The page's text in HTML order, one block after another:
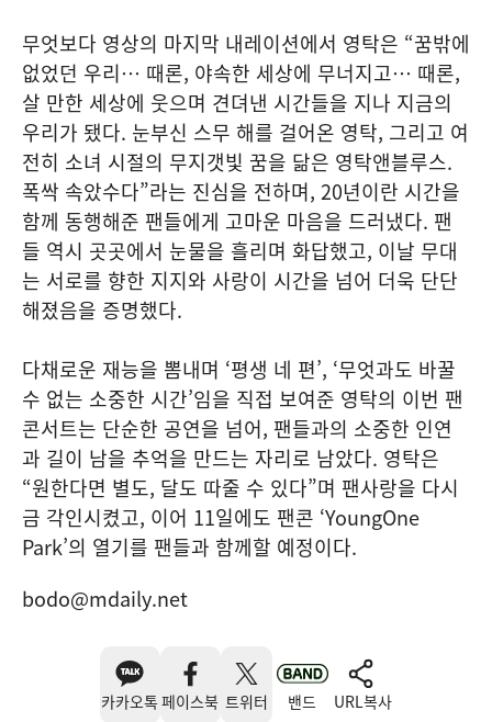
무엇보다 영상의 마지막 내레이션에서 영탁은 “꿈밖에
없었던 우리… 때론, 야속한 세상에 무너지고… 때론,
살 만한 세상에 웃으며 견뎌낸 시간들을 지나 지금의
우리가 됐다. 눈부신 스무 해를 걸어온 영탁, 그리고 여
전히 소녀 시절의 무지갯빛 꿈을 닮은 영탁앤블루스.
폭싹 속았수다”라는 진심을 전하며, 20년이란 시간을
함께 동행해준 팬들에게 고마운 마음을 드러냈다. 팬
들 역시 곳곳에서 눈물을 흘리며 화답했고, 이날 무대
는 서로를 향한 지지와 사랑이 시간을 넘어 더욱 단단
해졌음을 증명했다.
다채로운 재능을 뽐내며 ‘평생 네 편’, ‘무엇과도 바꿀
수 없는 소중한 시간’임을 직접 보여준 영탁의 이번 팬
콘서트는 단순한 공연을 넘어, 팬들과의 소중한 인연
과 길이 남을 추억을 만드는 자리로 남았다. 영탁은
“원한다면 별도, 달도 따줄 수 있다”며 팬사랑을 다시
금 각인시켰고, 이어 11일에도 팬콘 ‘YoungOne
Park’의 열기를 팬들과 함께할 예정이다.
bodo@mdaily.net
카카오톡 페이스북 트위터 밴드 URL복사